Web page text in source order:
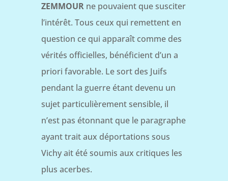
ZEMMOUR ne pouvaient que susciter
l’intérêt. Tous ceux qui remettent en
question ce qui apparaît comme des
vérités officielles, bénéficient d’un a
priori favorable. Le sort des Juifs
pendant la guerre étant devenu un
sujet particulièrement sensible, il
n’est pas étonnant que le paragraphe
ayant trait aux déportations sous
Vichy ait été soumis aux critiques les
plus acerbes.